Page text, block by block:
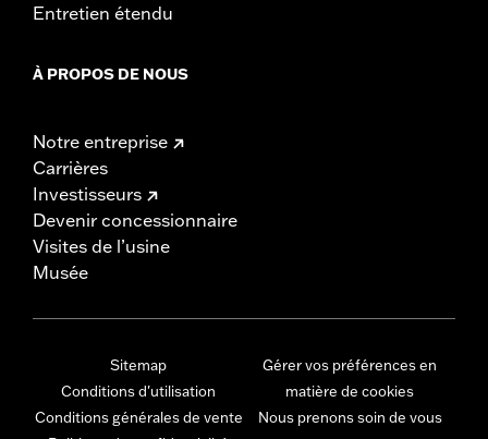
Entretien étendu
À PROPOS DE NOUS
Notre entreprise
Carrières
Investisseurs
Devenir concessionnaire
Visites de l’usine
Musée
Sitemap
Conditions d'utilisation
Conditions générales de vente
Gérer vos préférences en
matière de cookies
Nous prenons soin de vous